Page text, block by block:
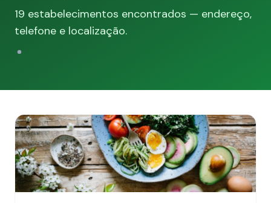
19 estabelecimentos encontrados — endereço,
telefone e localização.